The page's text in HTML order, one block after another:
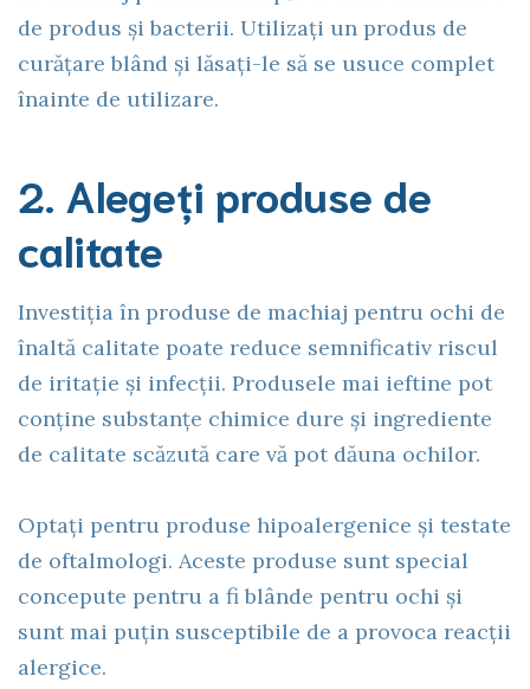
de produs și bacterii. Utilizați un produs de
curățare blând și lăsați-le să se usuce complet
înainte de utilizare.
2. Alegeți produse de
calitate
Investiția în produse de machiaj pentru ochi de
înaltă calitate poate reduce semnificativ riscul
de iritație și infecții. Produsele mai ieftine pot
conține substanțe chimice dure și ingrediente
de calitate scăzută care vă pot dăuna ochilor.
Optați pentru produse hipoalergenice și testate
de oftalmologi. Aceste produse sunt special
concepute pentru a fi blânde pentru ochi și
sunt mai puțin susceptibile de a provoca reacții
alergice.